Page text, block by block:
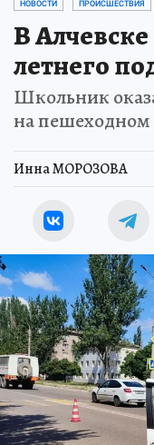
НОВОСТИ ПРОИСШЕСТВИЯ
В Алчевске
летнего
Школьник
на пешеходном
Инна МОРОЗОВА